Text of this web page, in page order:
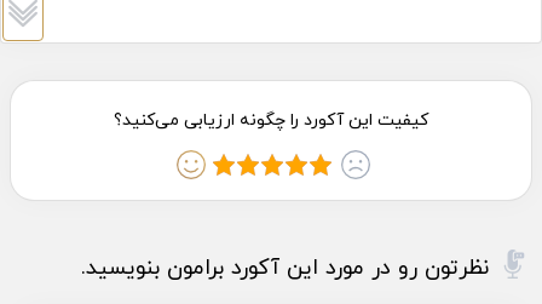
نظرتون رو در مورد این آکورد برامون بنویسید.